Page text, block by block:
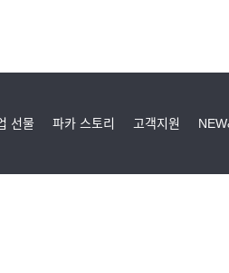
선물 파카 스토리 고객지원